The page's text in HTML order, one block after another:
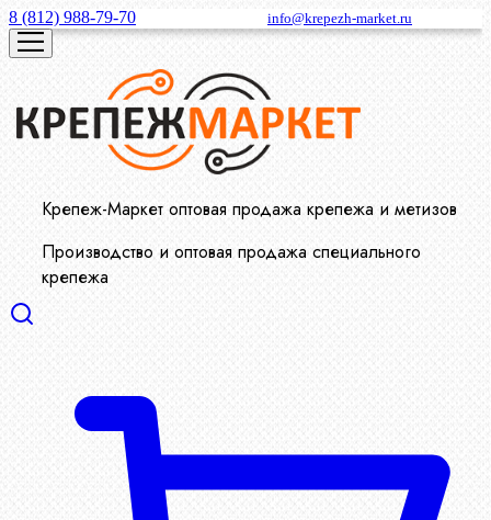
8 (812) 988-79-70 info@krepezh-market.ru
Крепеж-Маркет оптовая продажа крепежа и метизов
Производство и оптовая продажа специального
крепежа